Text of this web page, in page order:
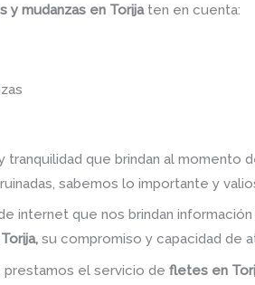
y mudanzas en Torija ten en cuenta:
tranquilidad que brindan al momento
sabemos lo importante y
internet que nos brindan
su compromiso y capacidad de
prestamos el servicio defletes en